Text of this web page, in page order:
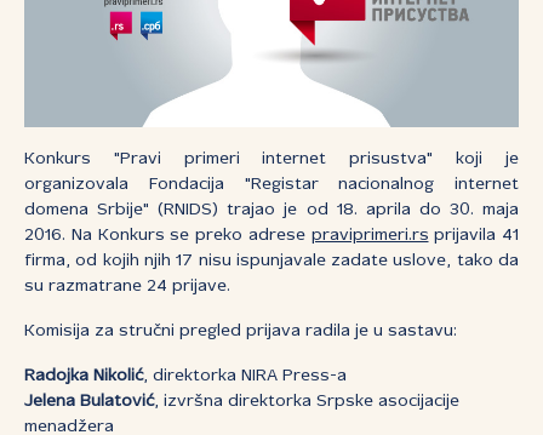
Konkurs "Pravi primeri internet prisustva" koji je
organizovala Fondacija "Registar nacionalnog internet
domena Srbije" (RNIDS) trajao je od 18. aprila do 30. maja
2016. Na Konkurs se preko adrese praviprimeri.rs prijavila 41
firma, od kojih njih 17 nisu ispunjavale zadate uslove, tako da
su razmatrane 24 prijave.
Komisija za stručni pregled prijava radila je u sastavu:
Radojka Nikolić, direktorka NIRA Press-a
Jelena Bulatović, izvršna direktorka Srpske asocijacije
menadžera